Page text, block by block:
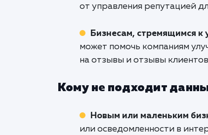
от управления репутацией
Бизнесам, стремящимся
может помочь компаниям
на отзывы и отзывы
Кому не подходит
Новым или маленьким
или осведомленности в